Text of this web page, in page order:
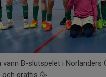
vann B-slutspelet i Norlanders
och grattis 🥳